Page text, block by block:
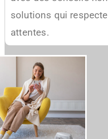
solutions qui
attentes.